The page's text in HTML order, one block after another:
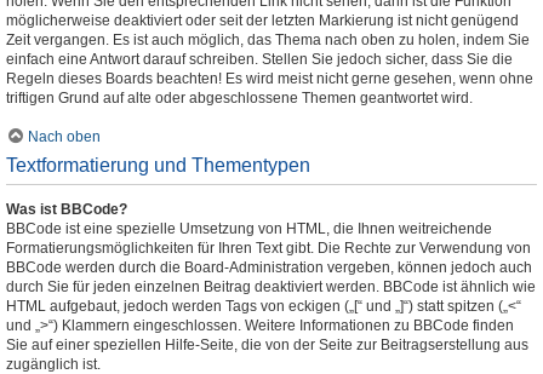
möglicherweise deaktiviert oder seit der letzten Markierung ist nicht genügend
Zeit vergangen. Es ist auch möglich, das Thema nach oben zu holen, indem Sie
einfach eine Antwort darauf schreiben. Stellen Sie jedoch sicher, dass Sie die
Regeln dieses Boards beachten! Es wird meist nicht gerne gesehen, wenn ohne
triftigen Grund auf alte oder abgeschlossene Themen geantwortet wird.
Nach oben
Textformatierung und Thementypen
Was ist BBCode?
BBCode ist eine spezielle Umsetzung von HTML, die Ihnen weitreichende
Formatierungsmöglichkeiten für Ihren Text gibt. Die Rechte zur Verwendung von
BBCode werden durch die Board-Administration vergeben, können jedoch auch
durch Sie für jeden einzelnen Beitrag deaktiviert werden. BBCode ist ähnlich wie
HTML aufgebaut, jedoch werden Tags von eckigen („[“ und „]“) statt spitzen („<“
und „>“) Klammern eingeschlossen. Weitere Informationen zu BBCode finden
Sie auf einer speziellen Hilfe-Seite, die von der Seite zur Beitragserstellung aus
zugänglich ist.